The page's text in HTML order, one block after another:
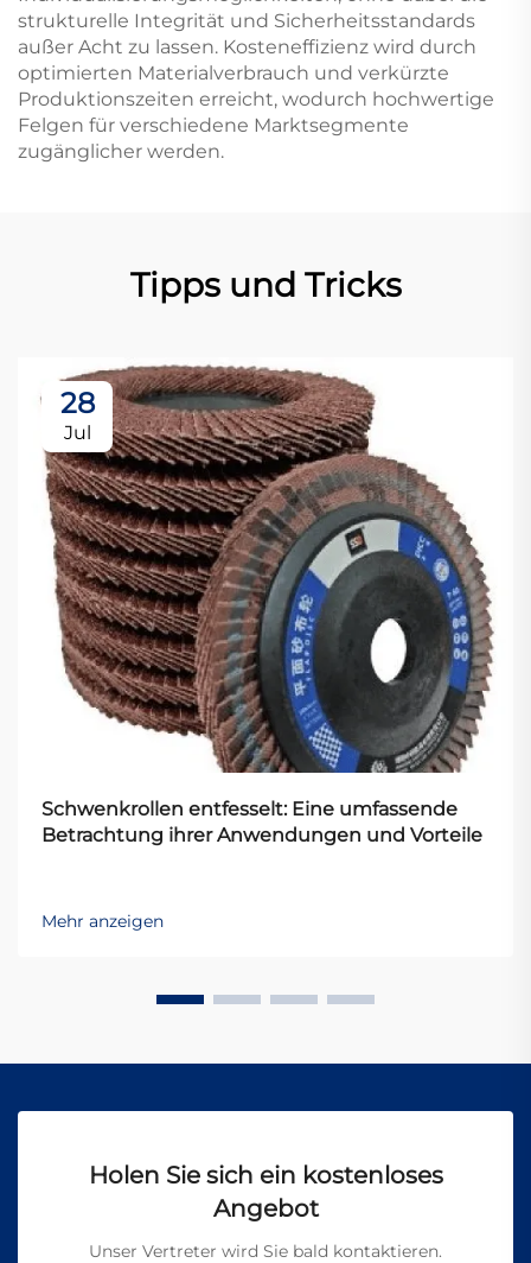
strukturelle Integrität und Sicherheitsstandards
außer Acht zu lassen. Kosteneffizienz wird durch
optimierten Materialverbrauch und verkürzte
Produktionszeiten erreicht, wodurch hochwertige
Felgen für verschiedene Marktsegmente
zugänglicher werden.
Tipps und Tricks
28
Jul
Schwenkrollen entfesselt: Eine umfassende
Betrachtung ihrer Anwendungen und Vorteile
Mehr anzeigen
Holen Sie sich ein kostenloses
Angebot
Unser Vertreter wird Sie bald kontaktieren.